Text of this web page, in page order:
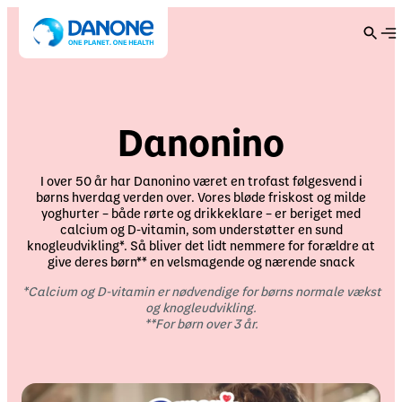
English Swedish
Finnish Danish
Norwegian Estonian
Lithuania Latvia
Main menu
Om os
Danones strategi
Danone i marken
Danone i Danmark
Main menu
Essentielle mejeri- og plantebaserede produkter
Actimel
Activia
Danio
Main menu
Bæredygtighed
Vores tilgang
Sundhed
Main menu
Forstå Danone
Publikationer og begivenheder
Udforsk
Mærker
Bæredygtighed
Danonino
I over 50 år har Danonino været en trofast følgesvend i
børns hverdag verden over. Vores bløde friskost og milde
yoghurter – både rørte og drikkeklare – er beriget med
calcium og D-vitamin, som understøtter en sund
knogleudvikling*. Så bliver det lidt nemmere for forældre at
give deres børn** en velsmagende og nærende snack
*Calcium og D-vitamin er nødvendige for børns normale vækst
og knogleudvikling.
**For børn over 3 år.